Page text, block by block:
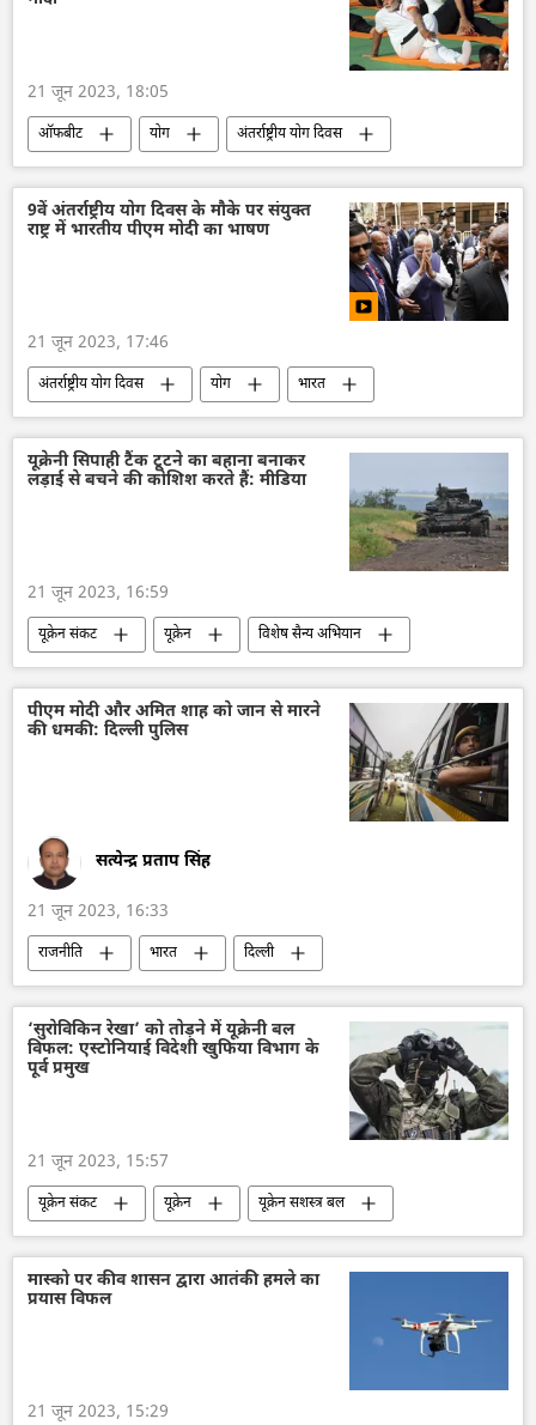
पुलिस जांच
21 जून 2023, 18:05
ऑफबीट योग
अंतर्राष्ट्रीय योग दिवस
भारत
दक्षिण एशिया
नरेन्द्र मोदी
भारतीय संस्कृति
खेल स्वास्थ्य
9वें अंतर्राष्ट्रीय योग दिवस के मौके पर संयुक्त
राष्ट्र में भारतीय पीएम मोदी का भाषण
21 जून 2023, 17:46
अंतर्राष्ट्रीय योग दिवस योग
भारत
दक्षिण एशिया
नरेन्द्र मोदी विश्व
यूक्रेनी सिपाही टैंक टूटने का बहाना बनाकर
लड़ाई से बचने की कोशिश करते हैं: मीडिया
21 जून 2023, 16:59
यूक्रेन संकट यूक्रेन
विशेष सैन्य अभियान
रूस
नाटो
सामूहिक विनाश का हथियार
हथियारों की आपूर्ति
रूसी भाषा रूसी सेना
पीएम मोदी और अमित शाह को जान से मारने
की धमकी: दिल्ली पुलिस
सत्येन्द्र प्रताप सिंह
21 जून 2023, 16:33
राजनीति भारत
दिल्ली
दिल्ली पुलिस
नरेन्द्र मोदी
गृह मंत्री अमित शाह
बिहार
नीतीश कुमार
हत्या
अपराध
‘सुरोविकिन रेखा’ को तोड़ने में यूक्रेनी बल
विफल: एस्टोनियाई विदेशी खुफिया विभाग के
पूर्व प्रमुख
21 जून 2023, 15:57
यूक्रेन संकट यूक्रेन
यूक्रेन सशस्त्र बल
नाटो
अमेरिका
रूस
विशेष सैन्य अभियान
रूसी सेना
मास्को पर कीव शासन द्वारा आतंकी हमले का
प्रयास विफल
21 जून 2023, 15:29